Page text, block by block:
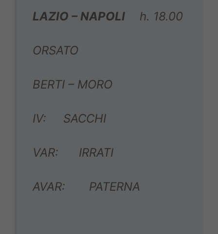
LAZIO – NAPOLI h. 18.00
ORSATO
BERTI – MORO
IV: SACCHI
VAR: IRRATI
AVAR: PATERNA